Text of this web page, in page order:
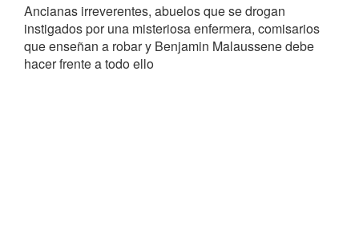
Ancianas irreverentes, abuelos que se drogan
instigados por una misteriosa enfermera, comisarios
que enseñan a robar y Benjamin Malaussene debe
hacer frente a todo ello